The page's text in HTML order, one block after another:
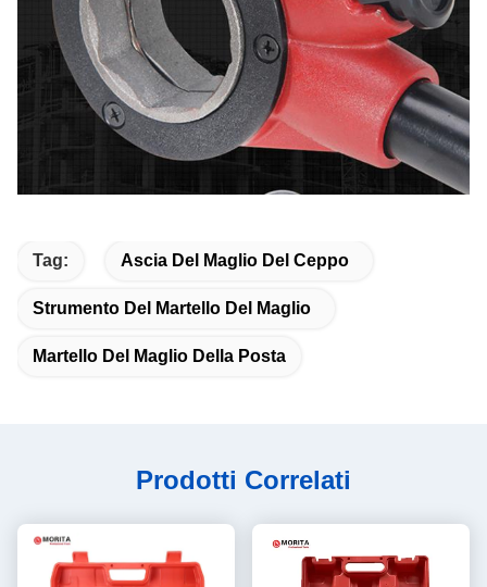
Tag: Ascia Del Maglio Del Ceppo
Strumento Del Martello Del Maglio
Martello Del Maglio Della Posta
Prodotti Correlati